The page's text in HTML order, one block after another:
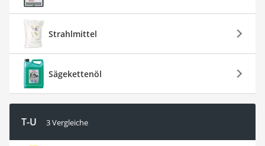
Strahlmittel
Sägekettenöl
T-U 3 Vergleiche